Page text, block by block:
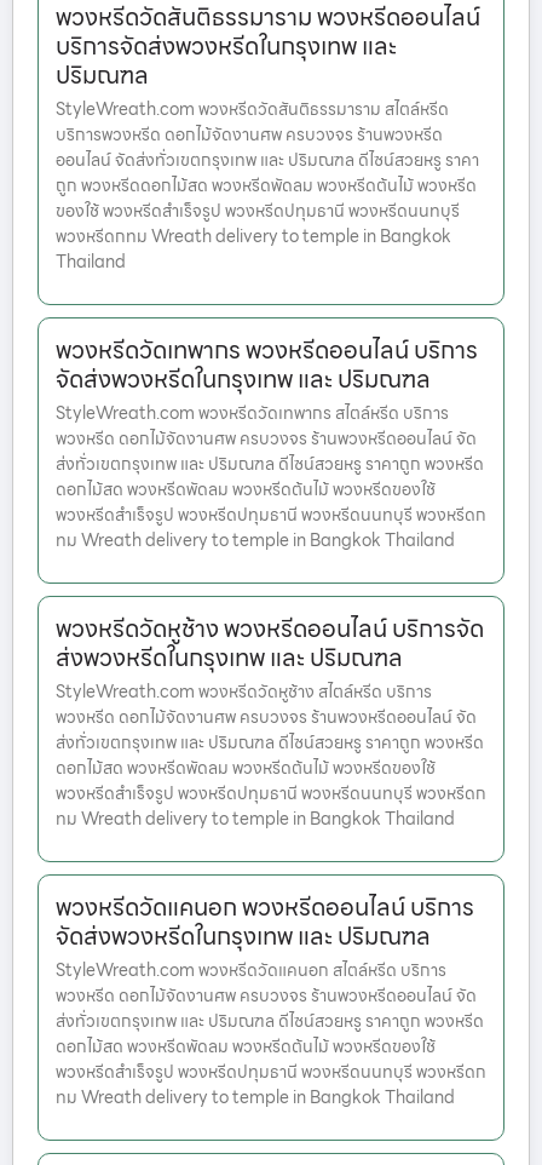
พวงหรีดวัดสันติธรรมาราม พวงหรีดออนไลน์
บริการจัดส่งพวงหรีดในกรุงเทพ และ
ปริมณฑล
StyleWreath.com พวงหรีดวัดสันติธรรมาราม สไตล์หรีด
บริการพวงหรีด ดอกไม้จัดงานศพ ครบวงจร ร้านพวงหรีด
ออนไลน์ จัดส่งทั่วเขตกรุงเทพ และ ปริมณฑล ดีไซน์สวยหรู ราคา
ถูก พวงหรีดดอกไม้สด พวงหรีดพัดลม พวงหรีดต้นไม้ พวงหรีด
ของใช้ พวงหรีดสำเร็จรูป พวงหรีดปทุมธานี พวงหรีดนนทบุรี
พวงหรีดกทม Wreath delivery to temple in Bangkok
Thailand
พวงหรีดวัดเทพากร พวงหรีดออนไลน์ บริการ
จัดส่งพวงหรีดในกรุงเทพ และ ปริมณฑล
StyleWreath.com พวงหรีดวัดเทพากร สไตล์หรีด บริการ
พวงหรีด ดอกไม้จัดงานศพ ครบวงจร ร้านพวงหรีดออนไลน์ จัด
ส่งทั่วเขตกรุงเทพ และ ปริมณฑล ดีไซน์สวยหรู ราคาถูก พวงหรีด
ดอกไม้สด พวงหรีดพัดลม พวงหรีดต้นไม้ พวงหรีดของใช้
พวงหรีดสำเร็จรูป พวงหรีดปทุมธานี พวงหรีดนนทบุรี พวงหรีดก
ทม Wreath delivery to temple in Bangkok Thailand
พวงหรีดวัดหูช้าง พวงหรีดออนไลน์ บริการจัด
ส่งพวงหรีดในกรุงเทพ และ ปริมณฑล
StyleWreath.com พวงหรีดวัดหูช้าง สไตล์หรีด บริการ
พวงหรีด ดอกไม้จัดงานศพ ครบวงจร ร้านพวงหรีดออนไลน์ จัด
ส่งทั่วเขตกรุงเทพ และ ปริมณฑล ดีไซน์สวยหรู ราคาถูก พวงหรีด
ดอกไม้สด พวงหรีดพัดลม พวงหรีดต้นไม้ พวงหรีดของใช้
พวงหรีดสำเร็จรูป พวงหรีดปทุมธานี พวงหรีดนนทบุรี พวงหรีดก
ทม Wreath delivery to temple in Bangkok Thailand
พวงหรีดวัดแคนอก พวงหรีดออนไลน์ บริการ
จัดส่งพวงหรีดในกรุงเทพ และ ปริมณฑล
StyleWreath.com พวงหรีดวัดแคนอก สไตล์หรีด บริการ
พวงหรีด ดอกไม้จัดงานศพ ครบวงจร ร้านพวงหรีดออนไลน์ จัด
ส่งทั่วเขตกรุงเทพ และ ปริมณฑล ดีไซน์สวยหรู ราคาถูก พวงหรีด
ดอกไม้สด พวงหรีดพัดลม พวงหรีดต้นไม้ พวงหรีดของใช้
พวงหรีดสำเร็จรูป พวงหรีดปทุมธานี พวงหรีดนนทบุรี พวงหรีดก
ทม Wreath delivery to temple in Bangkok Thailand